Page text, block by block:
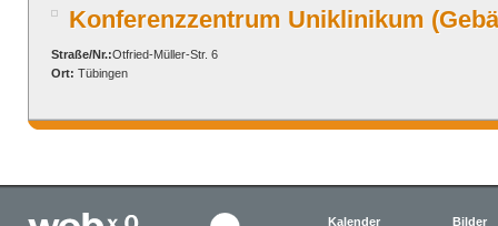
Konferenzzentrum Uniklinikum
Straße/Nr.:Otfried-Müller-Str. 6
Ort: Tübingen
Kalender Bilder